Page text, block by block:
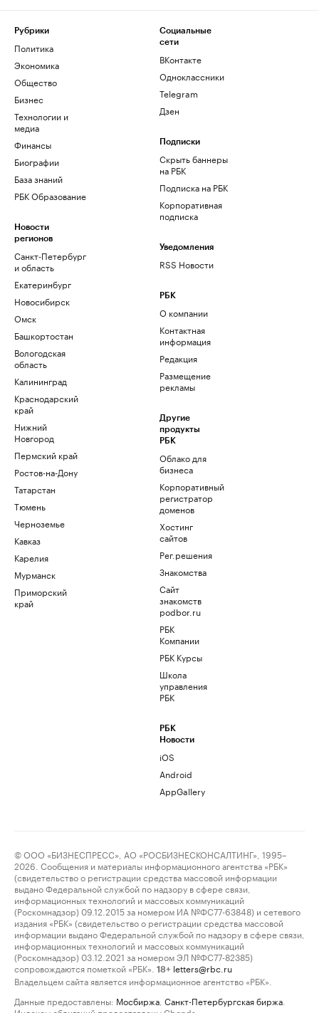
Рубрики
Политика
Экономика
Общество
Бизнес
Технологии и
медиа
Финансы
Биографии
База знаний
РБК Образование
Новости
регионов
Санкт-Петербург
и область
Екатеринбург
Новосибирск
Омск
Башкортостан
Вологодская
область
Калининград
Краснодарский
край
Нижний
Новгород
Пермский край
Ростов-на-Дону
Татарстан
Тюмень
Черноземье
Кавказ
Карелия
Мурманск
Приморский
край
Социальные
сети
ВКонтакте
Одноклассники
Telegram
Дзен
Подписки
Скрыть баннеры
на РБК
Подписка на РБК
Корпоративная
подписка
Уведомления
RSS Новости
РБК
О компании
Контактная
информация
Редакция
Размещение
рекламы
Другие
продукты
РБК
Облако для
бизнеса
Корпоративный
регистратор
доменов
Хостинг
сайтов
Рег.решения
Знакомства
Сайт
знакомств
podbor.ru
РБК
Компании
РБК Курсы
Школа
управления
РБК
РБК
Новости
iOS
Android
AppGallery
© ООО «БИЗНЕСПРЕСС», АО «РОСБИЗНЕСКОНСАЛТИНГ», 1995–
2026. Сообщения и материалы информационного агентства «РБК»
(свидетельство о регистрации средства массовой информации
выдано Федеральной службой по надзору в сфере связи,
информационных технологий и массовых коммуникаций
(Роскомнадзор) 09.12.2015 за номером ИА №ФС77-63848) и сетевого
издания «РБК» (свидетельство о регистрации средства массовой
информации выдано Федеральной службой по надзору в сфере связи,
информационных технологий и массовых коммуникаций
(Роскомнадзор) 03.12.2021 за номером ЭЛ №ФС77-82385)
сопровождаются пометкой «РБК».
18+ letters@rbc.ru
Владельцем сайта является информационное агентство «РБК».
Данные предоставлены: Мосбиржа Санкт-Петербургская биржа